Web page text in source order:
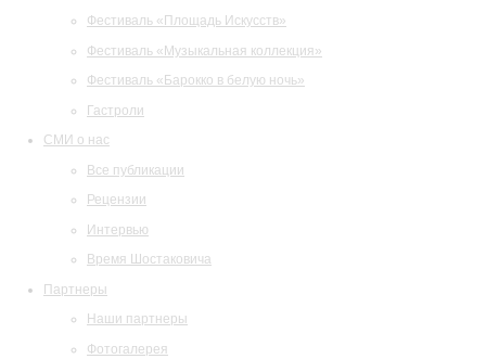
Фестиваль «Площадь Искусств»
Фестиваль «Музыкальная коллекция»
Фестиваль «Барокко в белую ночь»
Гастроли
СМИ о нас
Все публикации
Рецензии
Интервью
Время Шостаковича
Партнеры
Наши партнеры
Фотогалерея